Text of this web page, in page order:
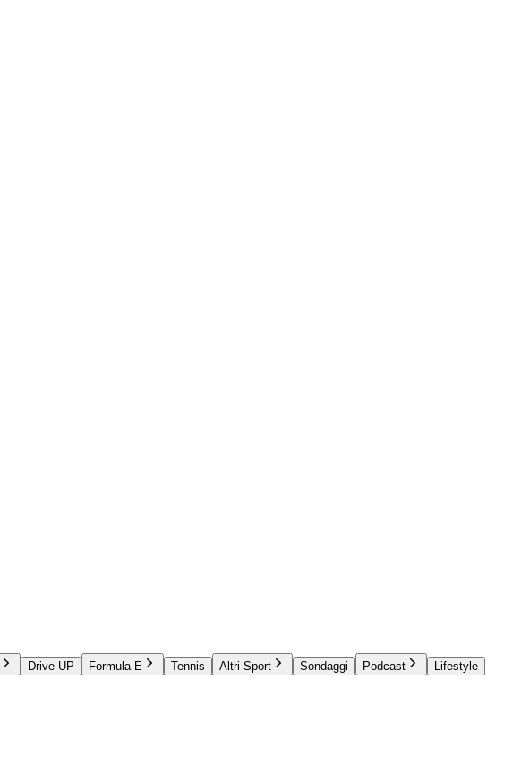
Drive UP Formula E Tennis Altri Sport Sondaggi Podcast
Lifestyle